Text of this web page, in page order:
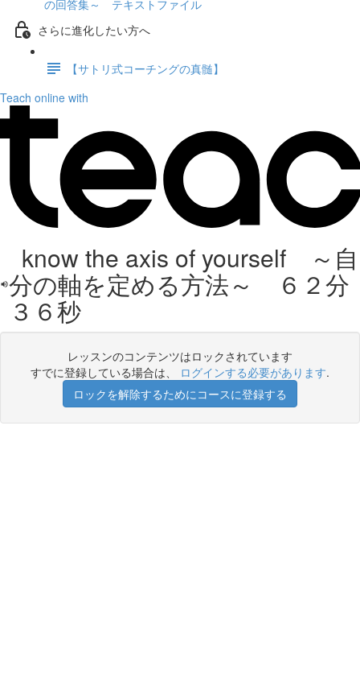
の回答集～ テキストファイル
さらに進化したい方へ
【サトリ式コーチングの真髄】
Teach online with
know the axis of yourself ～自
分の軸を定める方法～ ６２分
３６秒
レッスンのコンテンツはロックされています
すでに登録している場合は、 ログインする必要があります.
ロックを解除するためにコースに登録する